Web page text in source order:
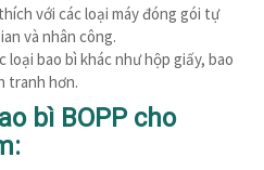
với các loại máy đóng gói tự
và nhân công.
loại bao bì khác như hộp giấy, bao
tranh hơn.
bì BOPP cho
: